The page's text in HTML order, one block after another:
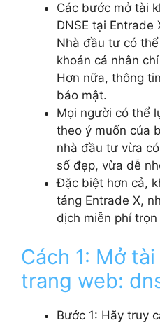
Các bước mở tài
DNSE tại
Nhà đầu tư có
khoản cá nhân
Hơn nữa, thông
bảo mật.
Mọi người có thể
theo ý muốn của
nhà đầu tư vừa
số đẹp, vừa dễ
Đặc biệt hơn cả,
tảng Entrade X,
dịch miễn phí trọn
Cách 1: Mở
trang web:
Bước 1: Hãy truy